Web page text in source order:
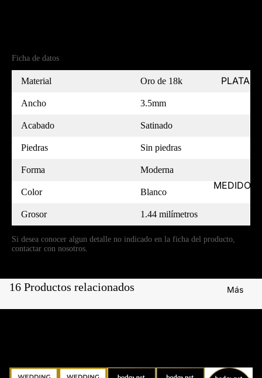
PLATA
MEDIDOR
Más
Ficha de datos
Material Oro de 18k
Ancho 3.5mm
Acabado Satinado
Piedras Sin piedras
Forma Moderna
Color Blanco
Grosor 1.44 milímetros
Si desea conocer algun detalle no indicado en la ficha del producto,
contactar con nosotros.
16 Productos relacionados